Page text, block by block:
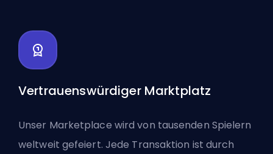
Vertrauenswürdiger Marktplatz
Unser Marketplace wird von tausenden Spielern
weltweit gefeiert. Jede Transaktion ist durch